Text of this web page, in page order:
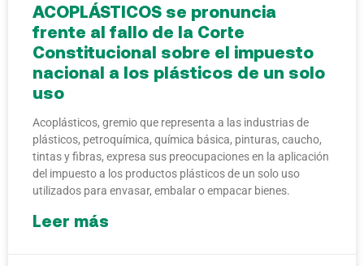
ACOPLÁSTICOS se pronuncia
frente al fallo de la Corte
Constitucional sobre el impuesto
nacional a los plásticos de un solo
uso
Acoplásticos, gremio que representa a las industrias de
plásticos, petroquímica, química básica, pinturas, caucho,
tintas y fibras, expresa sus preocupaciones en la aplicación
del impuesto a los productos plásticos de un solo uso
utilizados para envasar, embalar o empacar bienes.
Leer más